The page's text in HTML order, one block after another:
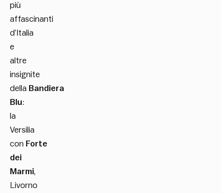
più
affascinanti
d’Italia
e
altre
insignite
della Bandiera
Blu:
la
Versilia
con Forte
dei
Marmi,
Livorno